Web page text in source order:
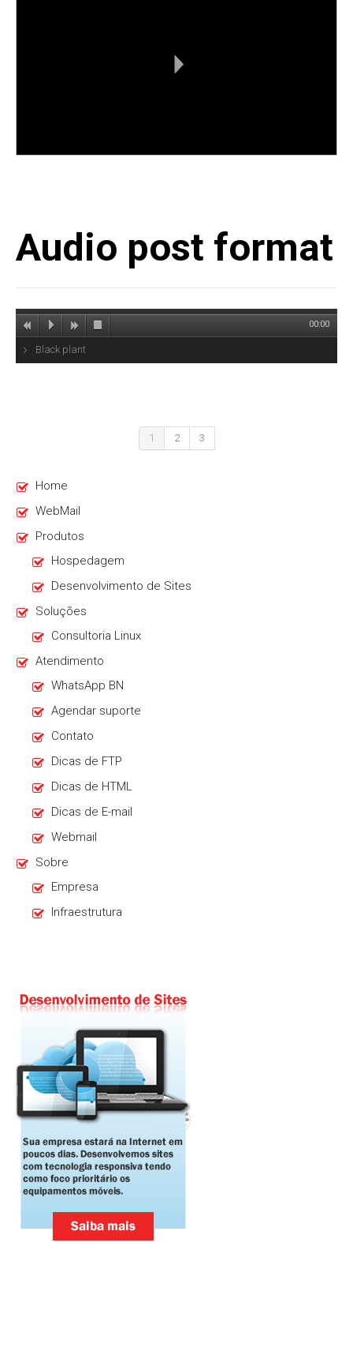
Audio post format
00:00
Black plant
1 2 3
Home
WebMail
Produtos
Hospedagem
Desenvolvimento de Sites
Soluções
Consultoria Linux
Atendimento
WhatsApp BN
Agendar suporte
Contato
Dicas de FTP
Dicas de HTML
Dicas de E-mail
Webmail
Sobre
Empresa
Infraestrutura